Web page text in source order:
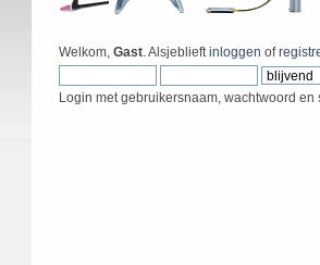
Welkom, Gast. Alsjeblieftinloggen of
Login met gebruikersnaam, wachtwoord en